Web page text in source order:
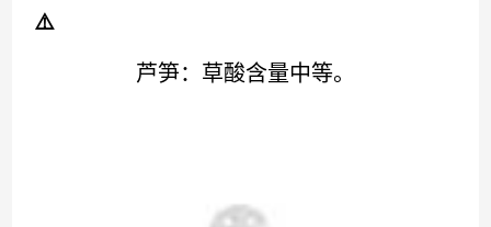
⚠️
芦笋：草酸含量中等。